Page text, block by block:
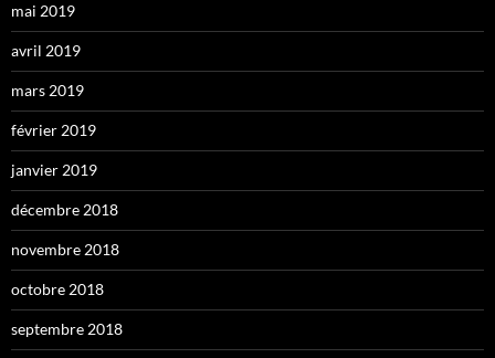
mai 2019
avril 2019
mars 2019
février 2019
janvier 2019
décembre 2018
novembre 2018
octobre 2018
septembre 2018